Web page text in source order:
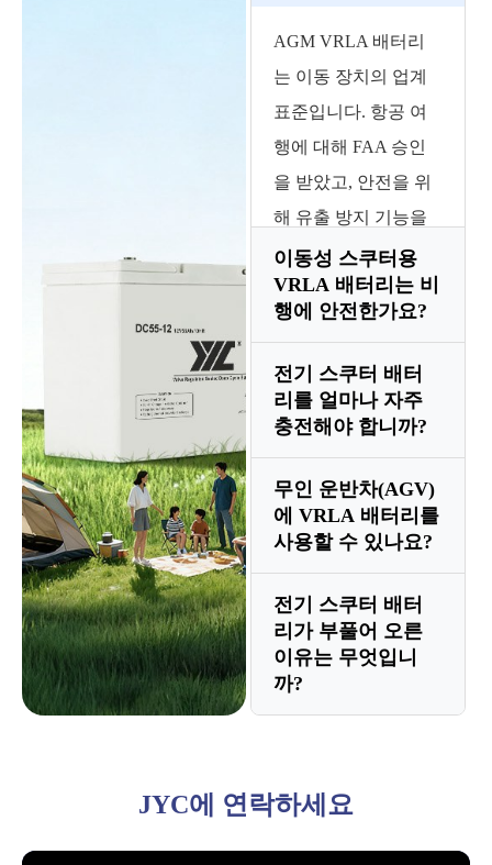
AGM VRLA 배터리
는 이동 장치의 업계
표준입니다. 항공 여
행에 대해 FAA 승인
을 받았고, 안전을 위
해 유출 방지 기능을
갖추고 있으며 일상적
인 독립에 필요한 심
층 주기 신뢰성을 제
이동성 스쿠터용
VRLA 배터리는 비
행에 안전한가요?
예, VRLA 배터리는
비유출형 배터리로 분
행기에 반입이 허용됩
니다. 그러나 항상 사
전에 항공사에 알리고
(SDS)를 제공해야 합
니다.
전기 스쿠터 배터
리를 얼마나 자주
충전해야 합니까?
매 사용 후에는 충전
해야 합니다. 배터리
하더라도 납축 배터리
는 가능한 한 100%에
가깝게 충전하면 더
무인 운반차(AGV)
에 VRLA 배터리를
사용할 수 있나요?
예, VRLA 배터리는
낮은 초기 비용과 안
전성으로 인해 제조
시 AGV에 널리 사용
하는 기회 충전 시스
템에 이상적입니다.
전기 스쿠터 배터
리가 부풀어 오른
이유는 무엇입니
까?
인해 발생하며 이로
인해 내부 압력이 상
JYC에 연락하세요